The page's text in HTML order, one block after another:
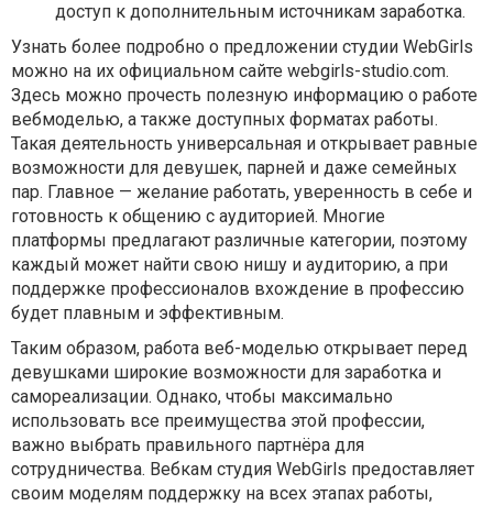
доступ к дополнительным источникам заработка.
Узнать более подробно о предложении студии WebGirls
можно на их официальном сайте webgirls-studio.com.
Здесь можно прочесть полезную информацию о работе
вебмоделью, а также доступных форматах работы.
Такая деятельность универсальная и открывает равные
возможности для девушек, парней и даже семейных
пар. Главное — желание работать, уверенность в себе и
готовность к общению с аудиторией. Многие
платформы предлагают различные категории, поэтому
каждый может найти свою нишу и аудиторию, а при
поддержке профессионалов вхождение в профессию
будет плавным и эффективным.
Таким образом, работа веб-моделью открывает перед
девушками широкие возможности для заработка и
самореализации. Однако, чтобы максимально
использовать все преимущества этой профессии,
важно выбрать правильного партнёра для
сотрудничества. Вебкам студия WebGirls предоставляет
своим моделям поддержку на всех этапах работы,